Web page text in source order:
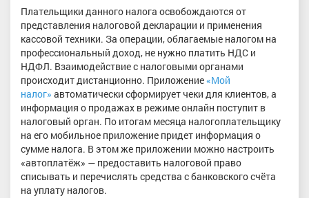
Плательщики данного налога освобождаются от
представления налоговой декларации и применения
кассовой техники. За операции, облагаемые налогом на
профессиональный доход, не нужно платить НДС и
НДФЛ. Взаимодействие с налоговыми органами
происходит дистанционно. Приложение«Мой
налог» автоматически сформирует чеки для клиентов, а
информация о продажах в режиме онлайн поступит в
налоговый орган. По итогам месяца налогоплательщику
на его мобильное приложение придет информация о
сумме налога. В этом же приложении можно настроить
«автоплатёж» — предоставить налоговой право
списывать и перечислять средства с банковского счёта
на уплату налогов.